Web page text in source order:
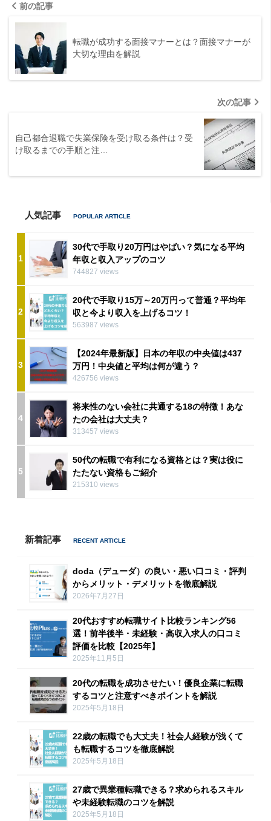
前の記事
転職が成功する面接マナーとは？面接マナーが
大切な理由を解説
次の記事
自己都合退職で失業保険を受け取る条件は？受
け取るまでの手順と注…
人気記事
1
30代で手取り20万円はやばい？気になる平均
年収と収入アップのコツ
744827 views
2
20代で手取り15万～20万円って普通？平均年
収と今より収入を上げるコツ！
563987 views
3
【2024年最新版】日本の年収の中央値は437
万円！中央値と平均は何が違う？
426756 views
4
将来性のない会社に共通する18の特徴！あな
たの会社は大丈夫？
313457 views
5
50代の転職で有利になる資格とは？実は役に
たたない資格もご紹介
215310 views
新着記事
doda（デューダ）の良い・悪い口コミ・評判
からメリット・デメリットを徹底解説
2026年7月27日
20代おすすめ転職サイト比較ランキング56
選！前半後半・未経験・高収入求人の口コミ
評価を比較【2025年】
2025年11月5日
20代の転職を成功させたい！優良企業に転職
するコツと注意すべきポイントを解説
2025年5月18日
22歳の転職でも大丈夫！社会人経験が浅くて
も転職するコツを徹底解説
2025年5月18日
27歳で異業種転職できる？求められるスキル
や未経験転職のコツを解説
2025年5月18日